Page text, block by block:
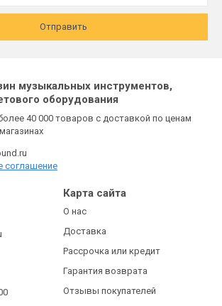
Отправить
музыкальных инструментов,
оборудования
40 000 товаров с доставкой по ценам
соглашение
Карта сайта
О нас
Доставка
Рассрочка или кредит
Гарантия возврата
Отзывы покупателей